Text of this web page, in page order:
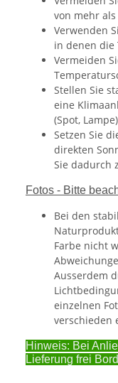
von mehr als
Verwenden
in denen die
Vermeiden
Stellen Sie
eine
(Spot, Lampe)
Setzen Sie
direkten
Sie dadurch
Fotos - Bitte
Bei den
Farbe nicht
Ausserdem
einzelnen
verschieden
Hinweis: Bei
Lieferung frei